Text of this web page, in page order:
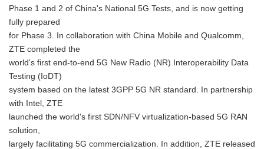
Phase 1 and 2 of China's National 5G Tests, and is now getting
fully prepared
for Phase 3. In collaboration with China Mobile and Qualcomm,
ZTE completed the
world's first end-to-end 5G New Radio (NR) Interoperability Data
Testing (IoDT)
system based on the latest 3GPP 5G NR standard. In partnership
with Intel, ZTE
launched the world's first SDN/NFV virtualization-based 5G RAN
solution,
largely facilitating 5G commercialization. In addition, ZTE released